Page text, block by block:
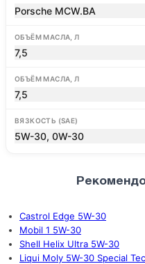
Porsche MCW.BA
ОБЪЁМ МАСЛА, Л
7,5
ОБЪЁМ МАСЛА, Л
7,5
ВЯЗКОСТЬ (SAE)
5W-30, 0W-30
Castrol Edge 5W-30
Mobil 1 5W-30
Shell Helix Ultra 5W-30
Liqui Moly 5W-30 Special